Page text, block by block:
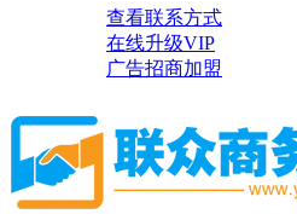
查看联系方式
在线升级VIP
广告招商加盟